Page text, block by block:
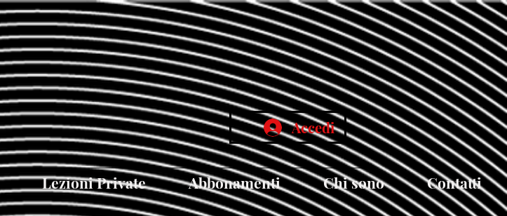
Accedi
Lezioni Private Abbonamenti Chi sono Contatti